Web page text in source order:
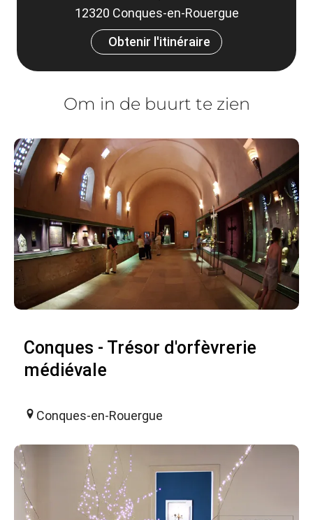
12320 Conques-en-Rouergue
Obtenir l'itinéraire
Om in de buurt te zien
Conques - Trésor d'orfèvrerie
médiévale
Conques-en-Rouergue